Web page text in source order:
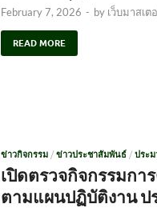
February 7, 2026 - by เว็บมาสเต
READ MORE
ข่าวกิจกรรม / ข่าวประชาสัมพันธ์ / ประ
เปิดตรวจกิจกรรมกา
ตามแผนปฏิบัติงาน ป